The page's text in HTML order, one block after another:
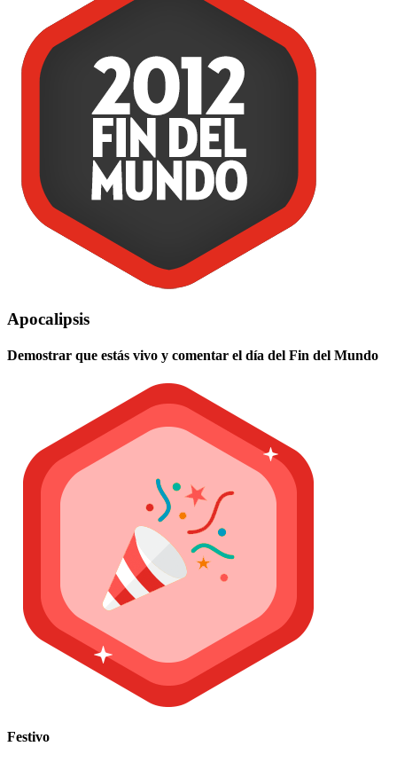
Apocalipsis
Demostrar que estás vivo y comentar el día del Fin del Mundo
Festivo